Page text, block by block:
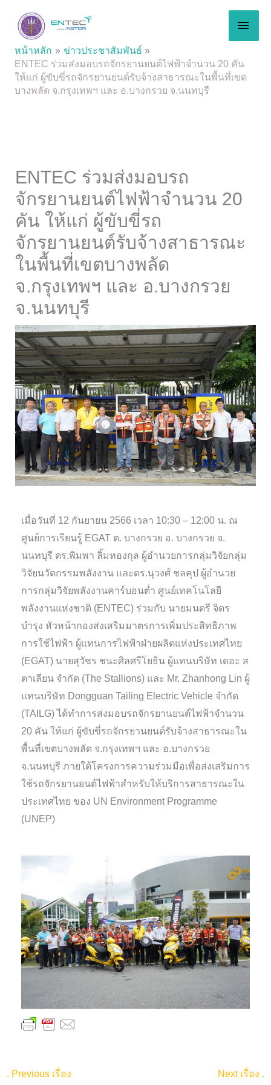
content
หน้าหลัก
ข่าวประชาสัมพันธ์
ENTEC ร่วมส่งมอบรถจักรยานยนต์ไฟฟ้าจำนวน 20 คัน
ให้แก่ ผู้ขับขี่รถจักรยานยนต์รับจ้างสาธารณะในพื้นที่เขต
บางพลัด จ.กรุงเทพฯ และ อ.บางกรวย จ.นนทบุรี
ENTEC ร่วมส่งมอบรถ
จักรยานยนต์ไฟฟ้าจำนวน 20
คัน ให้แก่ ผู้ขับขี่รถ
จักรยานยนต์รับจ้างสาธารณะ
ในพื้นที่เขตบางพลัด
จ.กรุงเทพฯ และ อ.บางกรวย
จ.นนทบุรี
เมื่อวันที่ 12 กันยายน 2566 เวลา 10:30 – 12:00 น. ณ
ศูนย์การเรียนรู้ EGAT ต. บางกรวย อ. บางกรวย จ.
นนทบุรี ดร.พิมพา ลิ้มทองกุล ผู้อำนวยการกลุ่มวิจัยกลุ่ม
วิจัยนวัตกรรมพลังงาน และดร.นุวงศ์ ชลคุป ผู้อำนวย
การกลุ่มวิจัยพลังงานคาร์บอนต่ำ ศูนย์เทคโนโลยี
พลังงานแห่งชาติ (ENTEC) ร่วมกับ นายมนตรี จิตร
บำรุง หัวหน้ากองส่งเสริมมาตรการเพิ่มประสิทธิภาพ
การใช้ไฟฟ้า ผู้แทนการไฟฟ้าฝ่ายผลิตแห่งประเทศไทย
(EGAT) นายสุวัชร ชนะศิลศรีโยธิน ผู้แทนบริษัท เดอะ ส
ตาเลียน จำกัด (The Stallions) และ Mr. Zhanhong Lin ผู้
แทนบริษัท Dongguan Tailing Electric Vehicle จำกัด
(TAILG) ได้ทำการส่งมอบรถจักรยานยนต์ไฟฟ้าจำนวน
20 คัน ให้แก่ ผู้ขับขี่รถจักรยานยนต์รับจ้างสาธารณะใน
พื้นที่เขตบางพลัด จ.กรุงเทพฯ และ อ.บางกรวย
จ.นนทบุรี ภายใต้โครงการความร่วมมือเพื่อส่งเสริมการ
ใช้รถจักรยานยนต์ไฟฟ้าสำหรับให้บริการสาธารณะใน
ประเทศไทย ของ UN Environment Programme
(UNEP)
. Previous เรื่อง Next เรื่อง .